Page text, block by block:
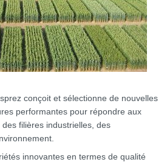
conçoit et sélectionne de nouvelles
performantes pour répondre aux
filières industrielles, des
innovantes en termes de qualité